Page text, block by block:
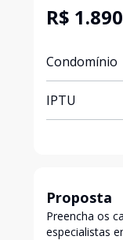
R$
Condomínio
IPTU
Proposta
Preencha os
especialistas